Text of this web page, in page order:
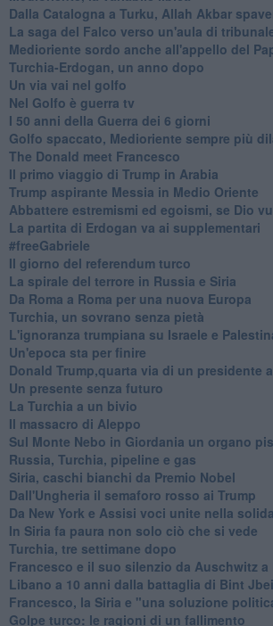
Dalla Catalogna a Turku, Allah Akbar
La saga del Falco verso un'aula di
Medioriente sordo anche all'appello del
Turchia-Erdogan, un anno dopo
Un via vai nel golfo
Nel Golfo è guerra tv
I 50 anni della Guerra dei 6 giorni
Golfo spaccato, Medioriente sempre più
The Donald meet Francesco
Il primo viaggio di Trump in Arabia
Trump aspirante Messia in Medio Oriente
Abbattere estremismi ed egoismi, se Dio
La partita di Erdogan va ai supplementari
#freeGabriele
Il giorno del referendum turco
La spirale del terrore in Russia e Siria
Da Roma a Roma per una nuova Europa
Turchia, un sovrano senza pietà
L'ignoranza trumpiana su Israele e
Un'epoca sta per finire
Donald Trump,quarta via di un presidente
Un presente senza futuro
La Turchia a un bivio
Il massacro di Aleppo
Sul Monte Nebo in Giordania un organo
Russia, Turchia, pipeline e gas
Siria, caschi bianchi da Premio Nobel
Dall'Ungheria il semaforo rosso ai Trump
Da New York e Assisi voci unite nella
In Siria fa paura non solo ciò che si vede
Turchia, tre settimane dopo
Francesco e il suo silenzio da Auschwitz a
Libano a 10 anni dalla battaglia di Bint
Francesco, la Siria e "una soluzione
Golpe turco: le ragioni di un fallimento